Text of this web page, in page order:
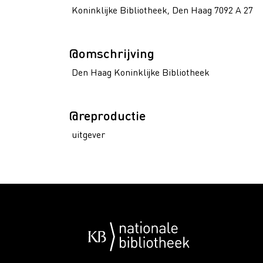
Koninklijke Bibliotheek, Den Haag 7092 A 27
@omschrijving
Den Haag Koninklijke Bibliotheek
@reproductie
uitgever